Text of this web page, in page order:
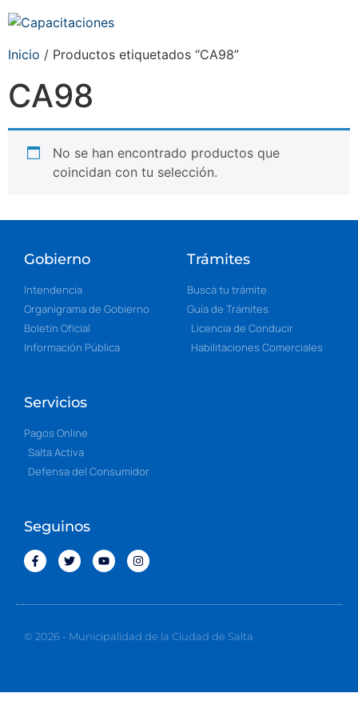
Inicio / Productos etiquetados “CA98”
CA98
No se han encontrado productos que
coincidan con tu selección.
Gobierno
Intendencia
Organigrama de Gobierno
Boletín Oficial
Información Pública
Trámites
Buscá tu trámite
Guía de Trámites
Licencia de Conducir
Habilitaciones Comerciales
Servicios
Pagos Online
Salta Activa
Defensa del Consumidor
Seguinos
© 2026 - Municipalidad de la Ciudad de Salta